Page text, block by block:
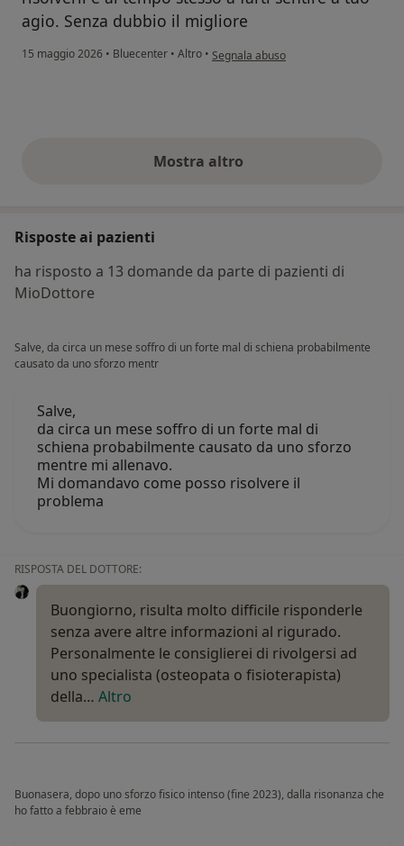
agio. Senza dubbio il migliore
15 maggio 2026 • Bluecenter • Altro • secondo l'opinione dell'utente Laura
Segnala abuso
Mostra altroopinioni di cui sopra
Risposte ai pazienti
ha risposto a 13 domande da parte di pazienti di
MioDottore
Salve, da circa un mese soffro di un forte mal di schiena probabilmente
causato da uno sforzo mentr
Salve,
da circa un mese soffro di un forte mal di
schiena probabilmente causato da uno sforzo
mentre mi allenavo.
Mi domandavo come posso risolvere il
problema
RISPOSTA DEL DOTTORE:
Buongiorno, risulta molto difficile risponderle
senza avere altre informazioni al rigurado.
Personalmente le consiglierei di rivolgersi ad
uno specialista (osteopata o fisioterapista)
della… Altro
Buonasera, dopo uno sforzo fisico intenso (fine 2023), dalla risonanza che
ho fatto a febbraio è eme